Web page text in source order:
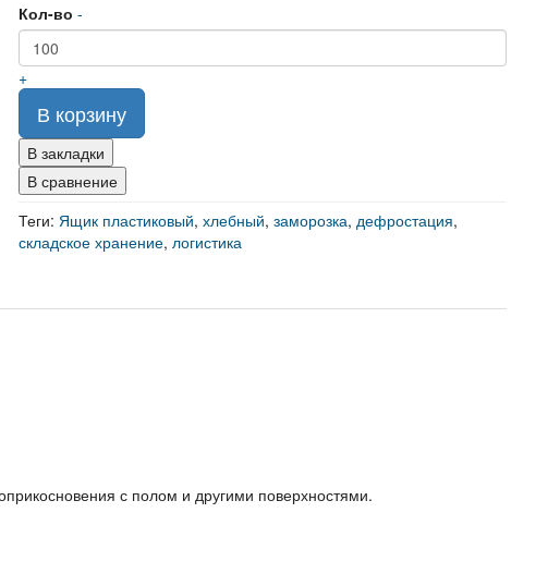
Кол-во -
+
В корзину
В закладки
В сравнение
Теги: Ящик пластиковый, хлебный, заморозка, дефростация,
складское хранение, логистика
с полом и другими поверхностями.